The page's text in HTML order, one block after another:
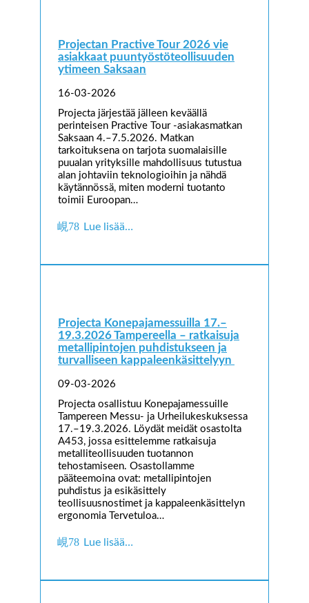
Projectan Practive Tour 2026 vie
asiakkaat puuntyöstöteollisuuden
ytimeen Saksaan
16-03-2026
Projecta järjestää jälleen keväällä
perinteisen Practive Tour -asiakasmatkan
Saksaan 4.–7.5.2026. Matkan
tarkoituksena on tarjota suomalaisille
puualan yrityksille mahdollisuus tutustua
alan johtaviin teknologioihin ja nähdä
käytännössä, miten moderni tuotanto
toimii Euroopan…
Lue lisää…
Projecta Konepajamessuilla 17.–
19.3.2026 Tampereella – ratkaisuja
metallipintojen puhdistukseen ja
turvalliseen kappaleenkäsittelyyn
09-03-2026
Projecta osallistuu Konepajamessuille
Tampereen Messu- ja Urheilukeskuksessa
17.–19.3.2026. Löydät meidät osastolta
A453, jossa esittelemme ratkaisuja
metalliteollisuuden tuotannon
tehostamiseen. Osastollamme
pääteemoina ovat: metallipintojen
puhdistus ja esikäsittely
teollisuusnostimet ja kappaleenkäsittelyn
ergonomia Tervetuloa…
Lue lisää…